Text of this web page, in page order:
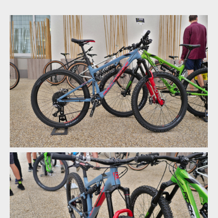
Rock Machine 2020 - nové barvy a DVO odpružení
Rock Machine 2020 - nové barvy a DVO odpružení
Rock Machine 2020 - nové barvy a DVO odpružení
Rock Machine 2020 - nové barvy a DVO odpružení
Rock Machine 2020 - nové barvy a DVO odpružení
Rock Machine 2020 - nové barvy a DVO odpružení